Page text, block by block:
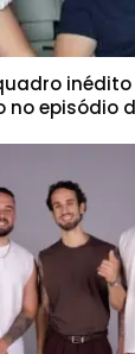
inédito
no episódio